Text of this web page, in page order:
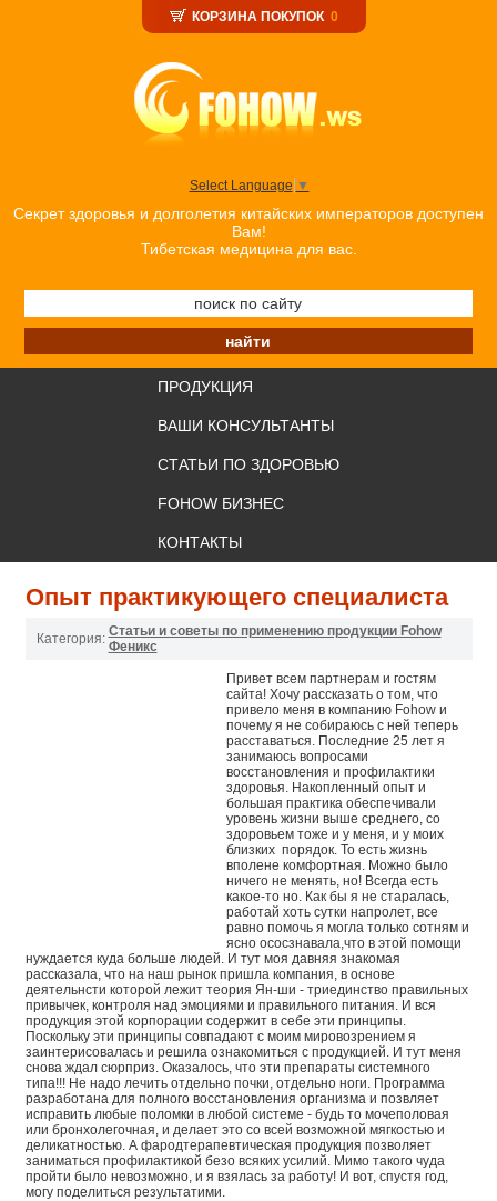
КОРЗИНА ПОКУПОК 0
Select Language ▼
Секрет здоровья и долголетия китайских императоров доступен
Вам!
Тибетская медицина для вас.
ПРОДУКЦИЯ
ВАШИ КОНСУЛЬТАНТЫ
СТАТЬИ ПО ЗДОРОВЬЮ
FOHOW БИЗНЕС
КОНТАКТЫ
Опыт практикующего специалиста
Категория: Статьи и советы по применению продукции Fohow
Феникс
Привет всем партнерам и гостям
сайта! Хочу рассказать о том, что
привело меня в компанию Fohow и
почему я не собираюсь с ней теперь
расставаться. Последние 25 лет я
занимаюсь вопросами
восстановления и профилактики
здоровья. Накопленный опыт и
большая практика обеспечивали
уровень жизни выше среднего, со
здоровьем тоже и у меня, и у моих
близких порядок. То есть жизнь
вполене комфортная. Можно было
ничего не менять, но! Всегда есть
какое-то но. Как бы я не старалась,
работай хоть сутки напролет, все
равно помочь я могла только сотням и
ясно ососзнавала,что в этой помощи
нуждается куда больше людей. И тут моя давняя знакомая
рассказала, что на наш рынок пришла компания, в основе
деятельнсти которой лежит теория Ян-ши - триединство правильных
привычек, контроля над эмоциями и правильного питания. И вся
продукция этой корпорации содержит в себе эти принципы.
Поскольку эти принципы совпадают с моим мировозрением я
заинтерисовалась и решила ознакомиться с продукцией. И тут меня
снова ждал сюрприз. Оказалось, что эти препараты системного
типа!!! Не надо лечить отдельно почки, отдельно ноги. Программа
разработана для полного восстановления организма и позвляет
исправить любые поломки в любой системе - будь то мочеполовая
или бронхолегочная, и делает это со всей возможной мягкостью и
деликатностью. А фародтерапевтическая продукция позволяет
заниматься профилактикой безо всяких усилий. Мимо такого чуда
пройти было невозможно, и я взялась за работу! И вот, спустя год,
могу поделиться результатими.